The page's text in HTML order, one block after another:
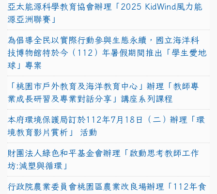
亞太能源科學教育協會辦理「2025 KidWind風力能
源亞洲聯賽」
為倡導全民以實際行動參與生態永續，國立海洋科
技博物館特於今（112）年暑假期間推出「學生愛地
球」專案
「桃園市戶外教育及海洋教育中心」辦理「教師專
業成長研習及專業對話分享」講座系列課程
本府環境保護局訂於112年7月18日（二）辦理「環
境教育影片賞析」 活動
財團法人綠色和平基金會辦理「啟動思考教師工作
坊:減塑與循環」
行政院農業委員會桃園區農業改良場辦理「112年食